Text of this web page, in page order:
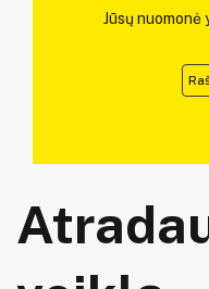
Jūsų nuomonė